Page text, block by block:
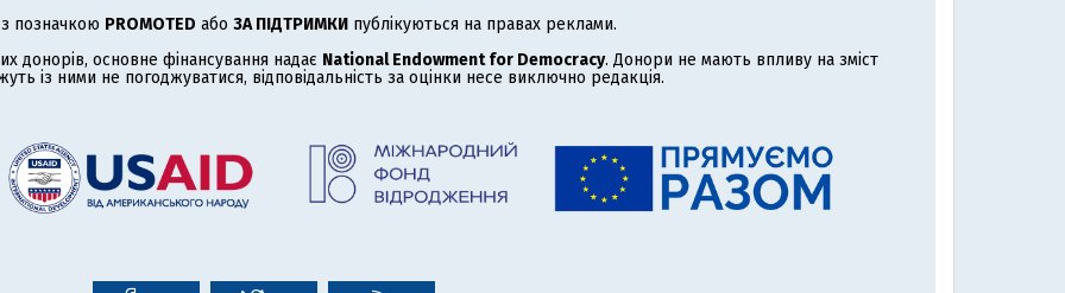
позначкою PROMOTED або ЗА ПІДТРИМКИ публікуються на правах реклами.
донорів, основне фінансування надає National Endowment for Democracy. Донори не мають впливу на зміст
із ними не погоджуватися, відповідальність за оцінки несе виключно редакція.